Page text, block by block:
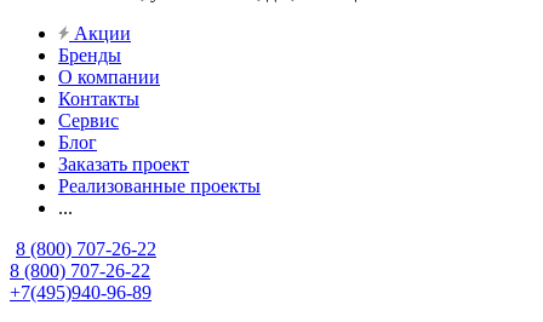
Акции
Бренды
О компании
Контакты
Сервис
Блог
Заказать проект
Реализованные проекты
...
8 (800) 707-26-22
8 (800) 707-26-22
+7(495)940-96-89